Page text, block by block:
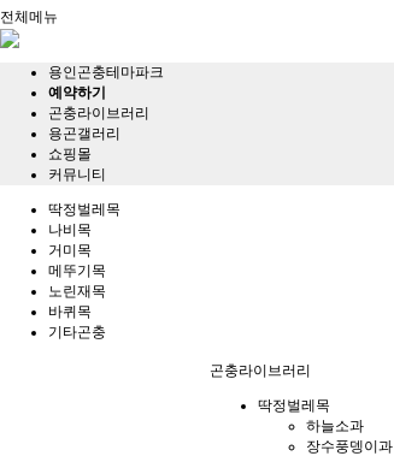
전체메뉴
용인곤충테마파크
예약하기
곤충라이브러리
용곤갤러리
쇼핑몰
커뮤니티
딱정벌레목
나비목
거미목
메뚜기목
노린재목
바퀴목
기타곤충
곤충라이브러리
딱정벌레목
하늘소과
장수풍뎅이과